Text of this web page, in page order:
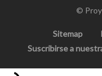
©
Sitemap
Suscribirse a